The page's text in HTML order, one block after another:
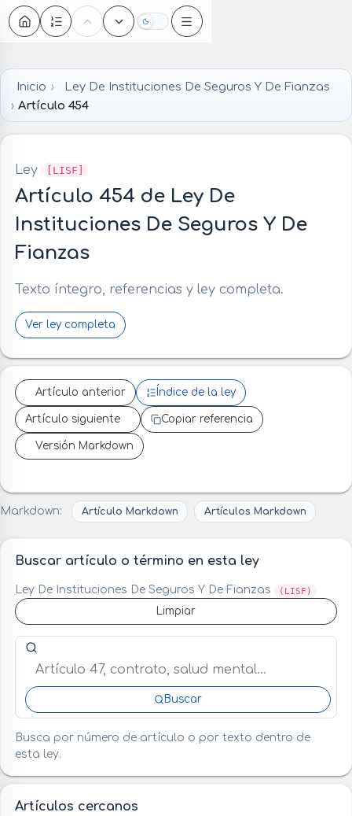
Oscuro
Inicio
Ley De Instituciones De Seguros Y De Fianzas
Artículo 454
Ley [LISF]
Artículo 454 de Ley De
Instituciones De Seguros Y De
Fianzas
Texto íntegro, referencias y ley completa.
Ver ley completa
Artículo anterior Índice de la ley
Artículo siguiente Copiar referencia
Versión Markdown
Markdown: Artículo Markdown Artículos Markdown
Buscar artículo o término en esta ley
Ley De Instituciones De Seguros Y De Fianzas (LISF)
Limpiar
Buscar artículo o término en esta ley
Buscar
Busca por número de artículo o por texto dentro de
esta ley.
Artículos cercanos